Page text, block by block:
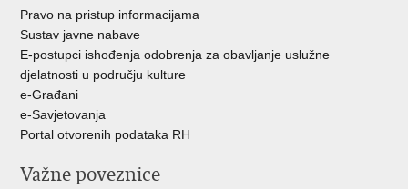
Pravo na pristup informacijama
Sustav javne nabave
E-postupci ishođenja odobrenja za obavljanje uslužne
djelatnosti u području kulture
e-Građani
e-Savjetovanja
Portal otvorenih podataka RH
Važne poveznice